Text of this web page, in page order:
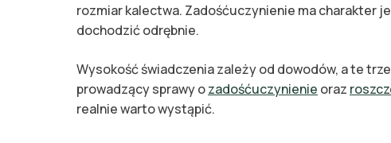
rozmiar kalectwa. Zadośćuczynienie ma charakter
dochodzić odrębnie.
Wysokość świadczenia zależy od dowodów, a te
prowadzący sprawy ozadośćuczynienie oraz
realnie warto wystąpić.